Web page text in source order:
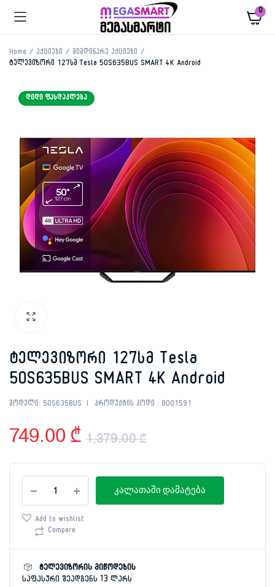
0
Home აქციები
მიმდინარე აქციები
ტელევიზორი 127სმ Tesla 50S635BUS SMART 4K Android
ᲓᲘᲓᲘ ᲤᲐᲡᲓᲐᲙᲚᲔᲑᲐ
ტელევიზორი 127სმ Tesla
50S635BUS SMART 4K Android
მოდელი: 50S635BUS პროდუქტის კოდი : 8001591
1,379.00₾
Original
price
1,379.00 ₾.
749.00 ₾
Current
price
749.00 ₾.
127სმ
Tesla
50S635BUS
SMART
Android
რაოდენობა
კალათაში დამატება
Add to wishlist
Compare
ტელევიზორის მიწოდების
საფასური შეადგენს 13 ლარს